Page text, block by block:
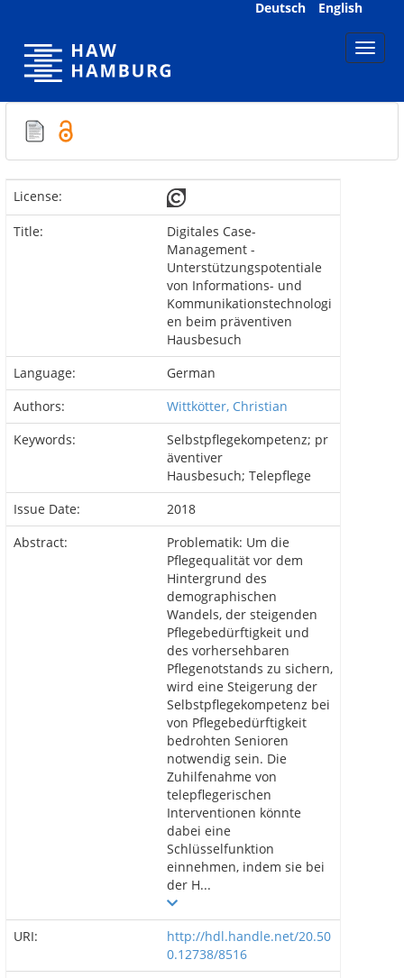
Deutsch English
License:
Title:
Digitales Case-
Management -
Unterstützungspotentiale
von Informations- und
Kommunikationstechnologi
en beim präventiven
Hausbesuch
Language:
German
Authors:
Wittkötter, Christian
Keywords:
Selbstpflegekompetenz; pr
äventiver
Hausbesuch; Telepflege
Issue Date:
2018
Abstract:
Problematik: Um die
Pflegequalität vor dem
Hintergrund des
demographischen
Wandels, der steigenden
Pflegebedürftigkeit und
des vorhersehbaren
Pflegenotstands zu sichern,
wird eine Steigerung der
Selbstpflegekompetenz bei
von Pflegebedürftigkeit
bedrohten Senioren
notwendig sein. Die
Zuhilfenahme von
telepflegerischen
Interventionen könnte
dabei eine
Schlüsselfunktion
einnehmen, indem sie bei
der H...
URI:
http://hdl.handle.net/20.50
0.12738/8516